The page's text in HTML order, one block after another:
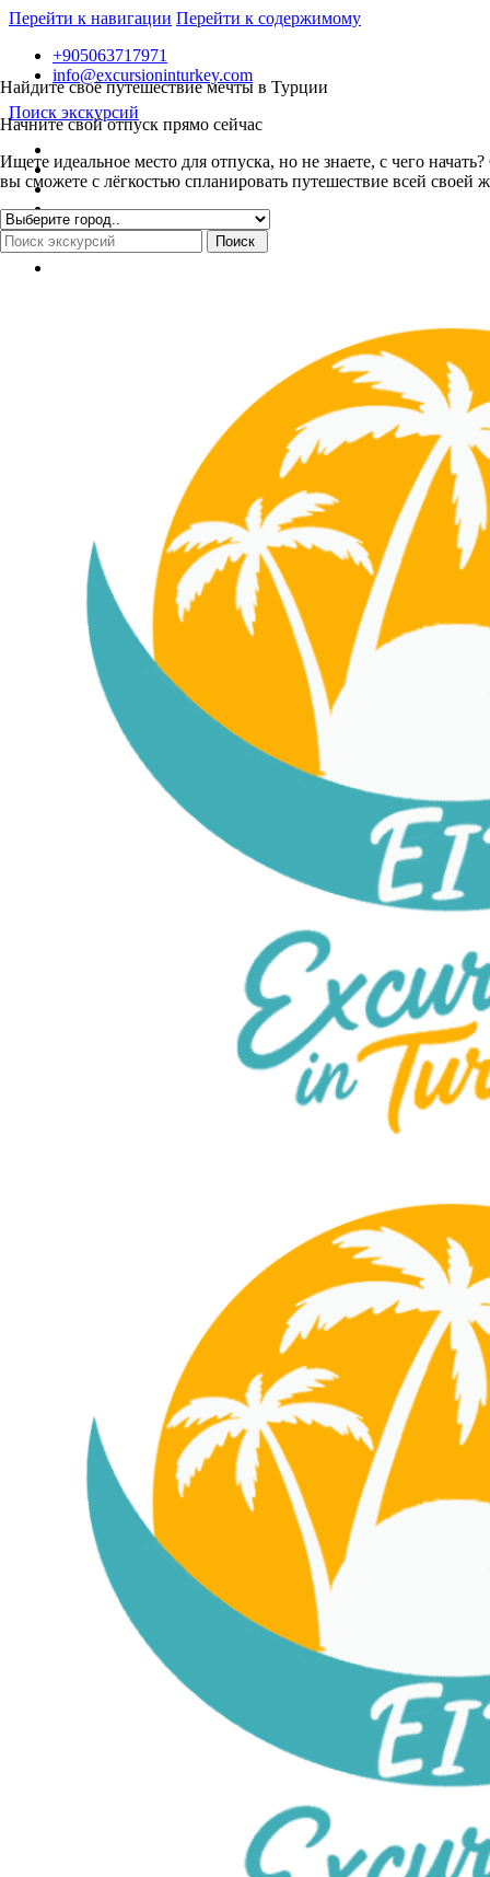
Перейти к навигации Перейти к содержимому
Найдите своё путешествие мечты в Турции
Начните свой отпуск прямо сейчас
Ищете идеальное место для отпуска, но не знаете, с чего
вы сможете с лёгкостью спланировать путешествие всей своей
+905063717971
info@excursioninturkey.com
Поиск экскурсий